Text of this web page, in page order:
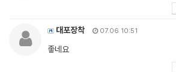
대포장착 07.06 10:51
좋네요